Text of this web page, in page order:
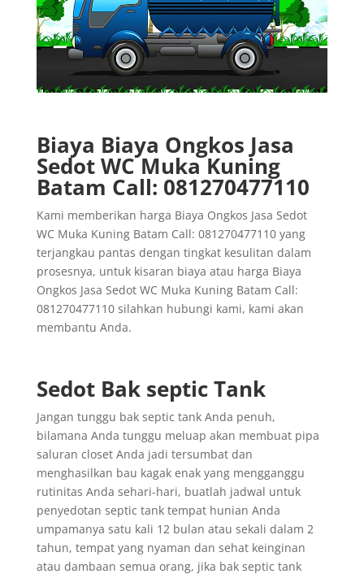
Biaya Biaya Ongkos Jasa
Sedot WC Muka Kuning
Batam Call: 081270477110
Kami memberikan harga Biaya Ongkos Jasa Sedot
WC Muka Kuning Batam Call: 081270477110 yang
terjangkau pantas dengan tingkat kesulitan dalam
prosesnya, untuk kisaran biaya atau harga Biaya
Ongkos Jasa Sedot WC Muka Kuning Batam Call:
081270477110 silahkan hubungi kami, kami akan
membantu Anda.
Sedot Bak septic Tank
Jangan tunggu bak septic tank Anda penuh,
bilamana Anda tunggu meluap akan membuat pipa
saluran closet Anda jadi tersumbat dan
menghasilkan bau kagak enak yang mengganggu
rutinitas Anda sehari-hari, buatlah jadwal untuk
penyedotan septic tank tempat hunian Anda
umpamanya satu kali 12 bulan atau sekali dalam 2
tahun, tempat yang nyaman dan sehat keinginan
atau dambaan semua orang, jika bak septic tank